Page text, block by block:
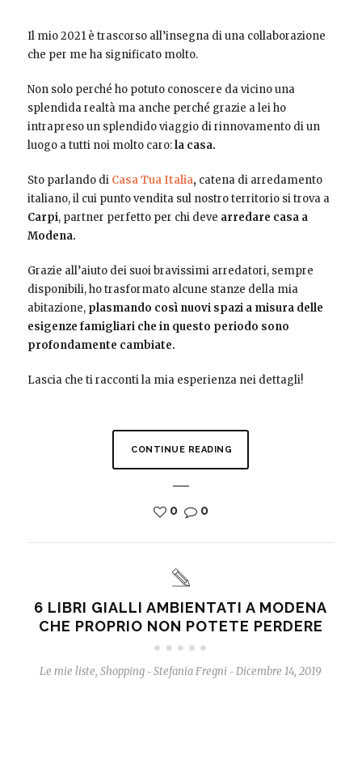
Il mio 2021 è trascorso all’insegna di una collaborazione
che per me ha significato molto.
Non solo perché ho potuto conoscere da vicino una
splendida realtà ma anche perché grazie a lei ho
intrapreso un splendido viaggio di rinnovamento di un
luogo a tutti noi molto caro:la casa.
Sto parlando di Casa Tua Italia, catena di arredamento
italiano, il cui punto vendita sul nostro territorio si trova a
Carpi, partner perfetto per chi deve arredare casa a
Modena.
Grazie all’aiuto dei suoi bravissimi arredatori, sempre
disponibili, ho trasformato alcune stanze della mia
abitazione, plasmando così nuovi spazi a misura delle
esigenze famigliari che in questo periodo sono
profondamente cambiate.
Lascia che ti racconti la mia esperienza nei dettagli!
CONTINUE READING
0 0
6 LIBRI GIALLI AMBIENTATI A MODENA
CHE PROPRIO NON POTETE PERDERE
Le mie liste,Shopping - Stefania Fregni - Dicembre 14, 2019